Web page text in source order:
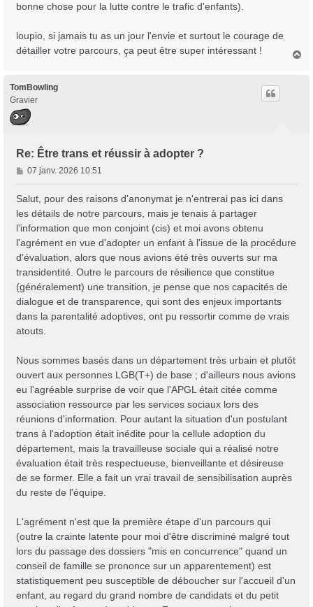
bonne chose pour la lutte contre le trafic d'enfants).
loupio, si jamais tu as un jour l'envie et surtout le courage de
détailler votre parcours, ça peut être super intéressant !
TomBowling
Gravier
Re: Être trans et réussir à adopter ?
M
e
s
a
g
e
07 janv. 2026 10:51
Salut, pour des raisons d'anonymat je n'entrerai pas ici dans
les détails de notre parcours, mais je tenais à partager
l'information que mon conjoint (cis) et moi avons obtenu
l'agrément en vue d'adopter un enfant à l'issue de la procédure
d'évaluation, alors que nous avions été très ouverts sur ma
transidentité. Outre le parcours de résilience que constitue
(généralement) une transition, je pense que nos capacités de
dialogue et de transparence, qui sont des enjeux importants
dans la parentalité adoptives, ont pu ressortir comme de vrais
atouts.
Nous sommes basés dans un département très urbain et plutôt
ouvert aux personnes LGB(T+) de base ; d'ailleurs nous avions
eu l'agréable surprise de voir que l'APGL était citée comme
association ressource par les services sociaux lors des
réunions d'information. Pour autant la situation d'un postulant
trans à l'adoption était inédite pour la cellule adoption du
département, mais la travailleuse sociale qui a réalisé notre
évaluation était très respectueuse, bienveillante et désireuse
de se former. Elle a fait un vrai travail de sensibilisation auprès
du reste de l'équipe.
L'agrément n'est que la première étape d'un parcours qui
(outre la crainte latente pour moi d'être discriminé malgré tout
lors du passage des dossiers "mis en concurrence" quand un
conseil de famille se prononce sur un apparentement) est
statistiquement peu susceptible de déboucher sur l'accueil d'un
enfant, au regard du grand nombre de candidats et du petit